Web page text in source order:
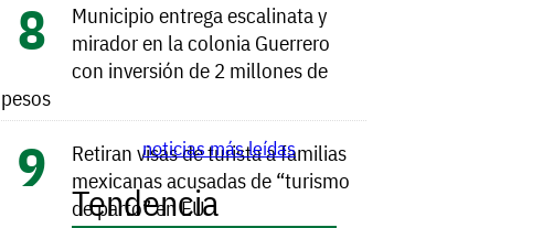
Municipio entrega escalinata y
mirador en la colonia Guerrero
con inversión de 2 millones de
pesos
Retiran visas de turista a familias
mexicanas acusadas de “turismo
de parto” en EU
noticias más leídas
Tendencia